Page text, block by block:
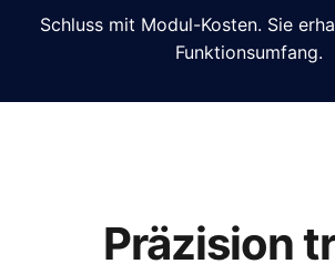
Schluss mit Modul-Kosten. Sie
Funktionsumfang.
Präzision